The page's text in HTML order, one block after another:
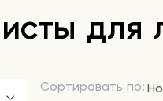
для
Сортировать по: